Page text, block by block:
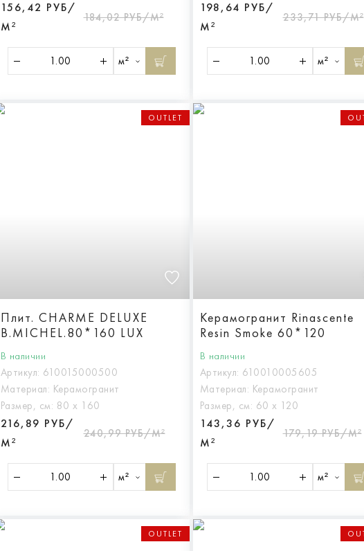
156,42 РУБ/
М²
184,02 РУБ/М²
м²
198,64 РУБ/
М²
233,71 РУБ/М²
м²
OUTLET
Плит. CHARME DELUXE
B.MICHEL.80*160 LUX
В наличии
Артикул: 610015000500
Материал: Керамогранит
Размер, см: 80 х 160
216,89 РУБ/
М²
240,99 РУБ/М²
м²
Керамогранит Rinascente
Resin Smoke 60*120
В наличии
Артикул: 610010005605
Материал: Керамогранит
Размер, см: 60 х 120
143,36 РУБ/
М²
179,19 РУБ/М²
м²
OUTLET